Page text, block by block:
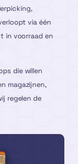
via één
in voorraad en
die willen
magazijnen,
regelen de